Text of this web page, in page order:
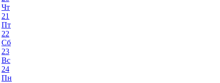
Чт
21
Пт
22
Сб
23
Вс
24
Пн